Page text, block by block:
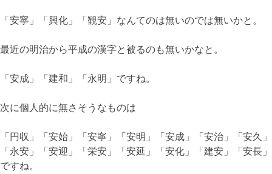
「安寧」「興化」「観安」なんてのは無いのでは無いかと。
最近の明治から平成の漢字と被るのも無いかなと。
「安成」「建和」「永明」ですね。
次に個人的に無さそうなものは
「円収」「安始」「安寧」「安明」「安成」「安治」「安久」
「永安」「安迎」「栄安」「安延」「安化」「建安」「安長」
ですね。